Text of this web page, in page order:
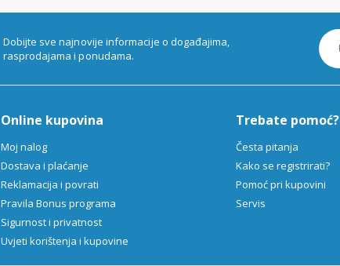
Dobijte sve najnovije informacije o događajima,
rasprodajama i ponudama.
Online kupovina
Moj nalog
Dostava i plaćanje
Reklamacija i povrati
Pravila Bonus programa
Sigurnost i privatnost
Uvjeti korištenja i kupovine
Trebate pomoć?
Česta pitanja
Kako se registrirati?
Pomoć pri kupovini
Servis